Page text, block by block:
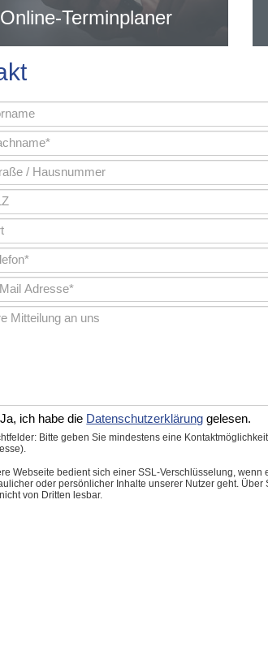
Online-Terminplaner